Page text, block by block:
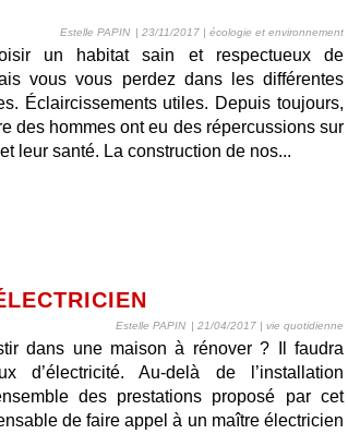
Estelle PAPIN | 23/11/2017 | écologie et environnement
un habitat sain et respectueux de
vous vous perdez dans les différentes
Éclaircissements utiles. Depuis toujours,
des hommes ont eu des répercussions sur
leur santé. La construction de nos...
Estelle PAPIN | 21/04/2017 | vie quotidienne
dans une maison à rénover ? Il faudra
d’électricité. Au-delà de l’installation
des prestations proposé par cet
de faire appel à un maître électricien